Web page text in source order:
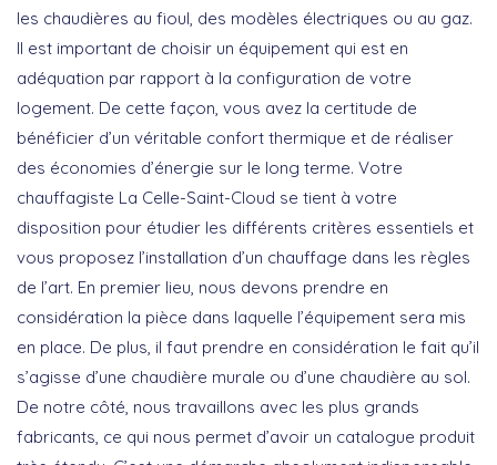
les chaudières au fioul, des modèles électriques ou au gaz.
Il est important de choisir un équipement qui est en
adéquation par rapport à la configuration de votre
logement. De cette façon, vous avez la certitude de
bénéficier d’un véritable confort thermique et de réaliser
des économies d’énergie sur le long terme. Votre
chauffagiste La Celle-Saint-Cloud se tient à votre
disposition pour étudier les différents critères essentiels et
vous proposez l’installation d’un chauffage dans les règles
de l’art. En premier lieu, nous devons prendre en
considération la pièce dans laquelle l’équipement sera mis
en place. De plus, il faut prendre en considération le fait qu’il
s’agisse d’une chaudière murale ou d’une chaudière au sol.
De notre côté, nous travaillons avec les plus grands
fabricants, ce qui nous permet d’avoir un catalogue produit